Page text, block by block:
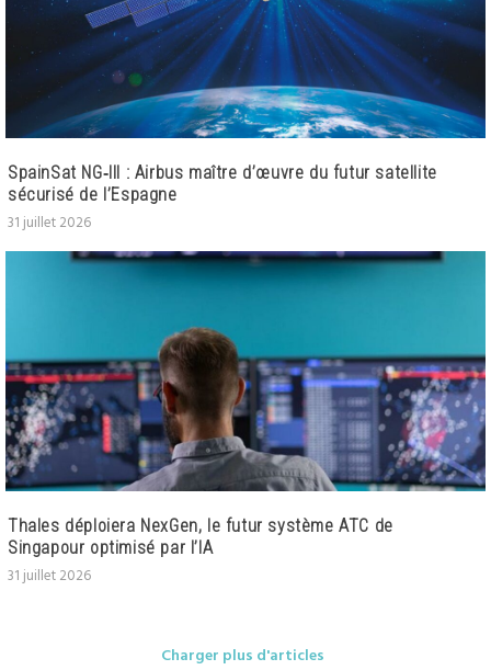
SpainSat NG‑III : Airbus maître d’œuvre du futur satellite
sécurisé de l’Espagne
31 juillet 2026
Thales déploiera NexGen, le futur système ATC de
Singapour optimisé par l’IA
31 juillet 2026
Charger plus d'articles